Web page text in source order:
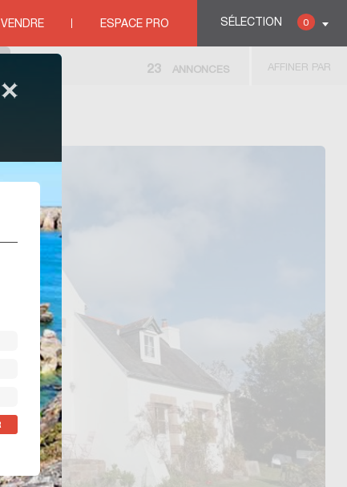
SÉLECTION 0
VENDRE ESPACE PRO
AFFINER PAR
23 ANNONCES